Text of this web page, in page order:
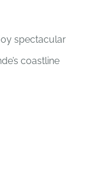
spectacular
coastline